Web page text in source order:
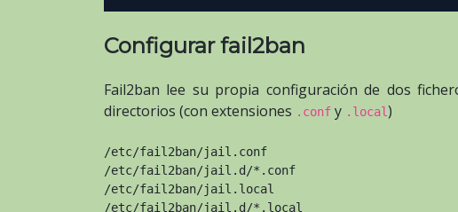
Configurar fail2ban
Fail2ban lee su propia configuración de dos
directorios (con extensiones .conf y .local)
/etc/fail2ban/jail.conf
/etc/fail2ban/jail.d/*.conf
/etc/fail2ban/jail.local
/etc/fail2ban/jail.d/*.local